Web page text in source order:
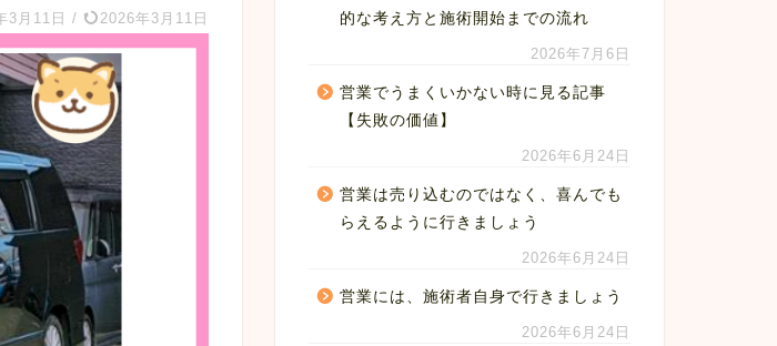
3月11日 / 2026年3月11日
的な考え方と施術開始までの流れ
2026年7月6日
営業でうまくいかない時に見る記事
【失敗の価値】
2026年6月24日
営業は売り込むのではなく、喜んでも
らえるように行きましょう
2026年6月24日
営業には、施術者自身で行きましょう
2026年6月24日